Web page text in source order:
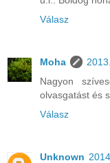
Válasz
Moha
Nagyon
olvasgatást és
Válasz
Unknown